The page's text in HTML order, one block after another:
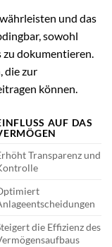
und das
sowohl
zu dokumentieren.
die zur
können.
AUF DAS
Transparenz und
die Effizienz des